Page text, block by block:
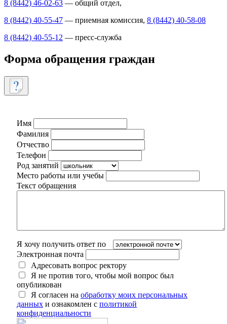
8 (8442) 46-02-63 — общий отдел,
8 (8442) 40-55-47 — приемная комиссия, 8 (8442) 40-58-08
8 (8442) 40-55-12 — пресс-служба
Форма обращения граждан
Имя
Фамилия
Отчество
Телефон
Род занятий
Место работы или учебы
Текст обращения
Я хочу получить ответ по
Электронная почта
Адресовать вопрос ректору
Я не против того, чтобы мой вопрос был
опубликован
Я согласен на обработку моих персональных
данных и ознакомлен с политикой
конфиденциальности